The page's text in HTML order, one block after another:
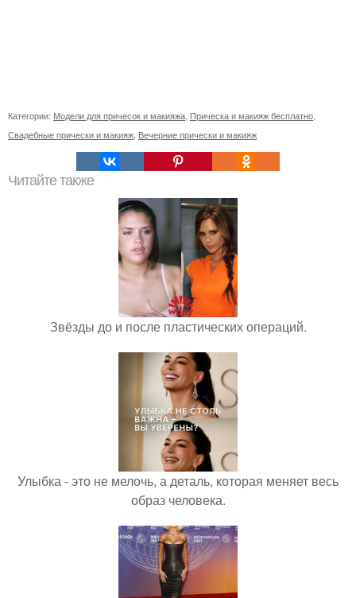
Категории: Модели для причесок и макияжа Прическа и макияж бесплатно
Свадебные прически и макияж Вечерние прически и макияж
Читайте также
Звёзды до и после пластических операций.
Улыбка - это не мелочь, а деталь, которая меняет весь
образ человека.